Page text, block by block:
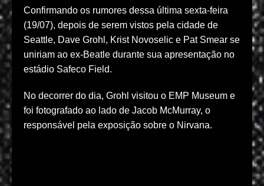
Confirmando os rumores dessa última sexta-feira
(19/07), depois de serem vistos pela cidade de
Seattle, Dave Grohl, Krist Novoselic e Pat Smear se
uniriam ao ex-Beatle durante sua apresentação no
estádio Safeco Field.
No decorrer do dia, Grohl visitou o EMP Museum e
foi fotografado ao lado de Jacob McMurray, o
responsável pela exposição sobre o Nirvana.